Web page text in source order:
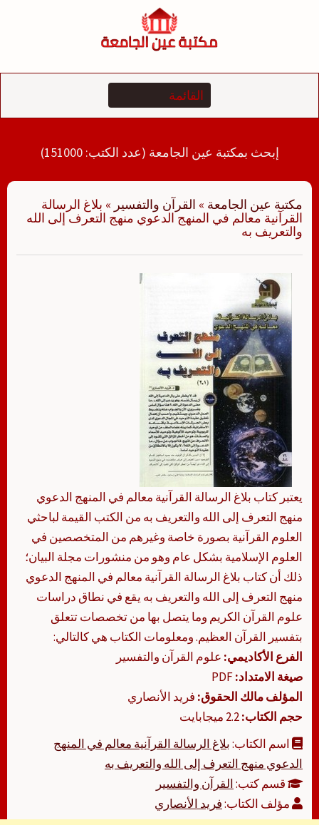
إبحث بمكتبة عين الجامعة (عدد الكتب: 151000)
مكتبة عين الجامعة » القرآن والتفسير » بلاغ الرسالة
القرآنية معالم في المنهج الدعوي منهج التعرف إلى الله
والتعريف به
يعتبر كتاب بلاغ الرسالة القرآنية معالم في المنهج الدعوي
منهج التعرف إلى الله والتعريف به من الكتب القيمة لباحثي
العلوم القرآنية بصورة خاصة وغيرهم من المتخصصين في
العلوم الإسلامية بشكل عام وهو من منشورات مجلة البيان؛
ذلك أن كتاب بلاغ الرسالة القرآنية معالم في المنهج الدعوي
منهج التعرف إلى الله والتعريف به يقع في نطاق دراسات
علوم القرآن الكريم وما يتصل بها من تخصصات تتعلق
بتفسير القرآن العظيم. ومعلومات الكتاب هي كالتالي:
الفرع الأكاديمي: علوم القرآن والتفسير
صيغة الامتداد:
المؤلف مالك الحقوق: فريد الأنصاري
حجم الكتاب:
اسم الكتاب:بلاغ الرسالة القرآنية معالم في المنهج
الدعوي منهج التعرف إلى الله والتعريف به
قسم كتب:القرآن والتفسير
مؤلف الكتاب:فريد الأنصاري